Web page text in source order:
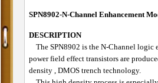
SPN8902-N-Channel Enhancement
DESCRIPTION
The SPN8902 is the N-Channel logic
power field effect transistors are
density , DMOS trench technology.